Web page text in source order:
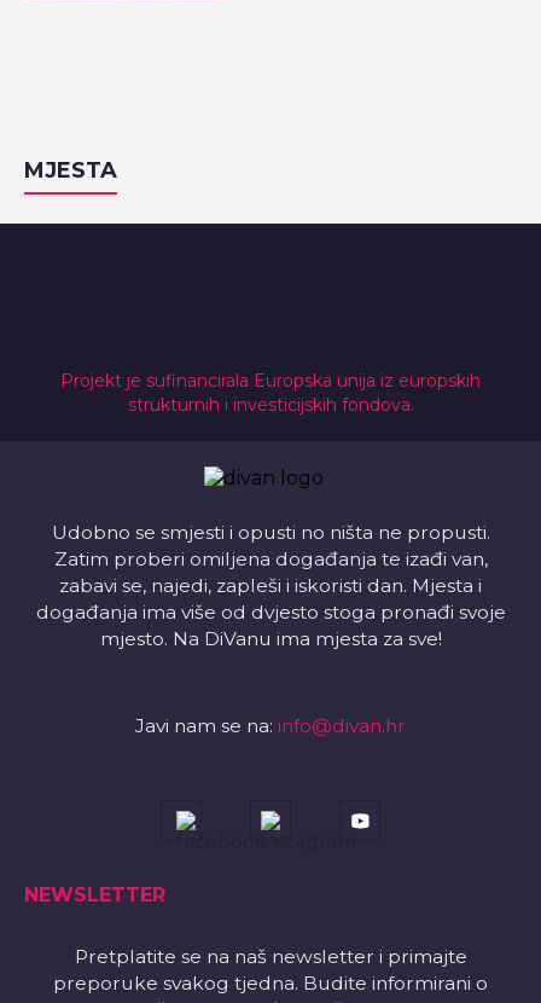
MJESTA
Projekt je sufinancirala Europska unija iz europskih
strukturnih i investicijskih fondova.
Udobno se smjesti i opusti no ništa ne propusti.
Zatim proberi omiljena događanja te izađi van,
zabavi se, najedi, zapleši i iskoristi dan. Mjesta i
događanja ima više od dvjesto stoga pronađi svoje
mjesto. Na DiVanu ima mjesta za sve!
Javi nam se na: info@divan.hr
NEWSLETTER
Pretplatite se na naš newsletter i primajte
preporuke svakog tjedna. Budite informirani o